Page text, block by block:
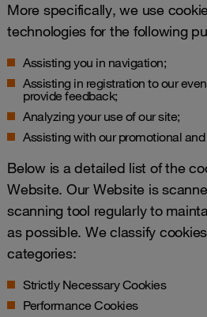
More specifically, we use
technologies for the following
Assisting you in navigation;
Assisting in registration to our
provide feedback;
Analyzing your use of our site;
Assisting with our promotional
Below is a detailed list of the
Website. Our Website is
scanning tool regularly to
as possible. We classify
categories:
Strictly Necessary Cookies
Performance Cookies